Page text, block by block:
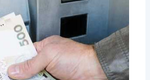
ЕЖЕМЕСЯЧНЫЙ ОБЗОР
ПУТЕВОДИТЕЛИ ПО
БАНКОВСКИМ КАРТАМ